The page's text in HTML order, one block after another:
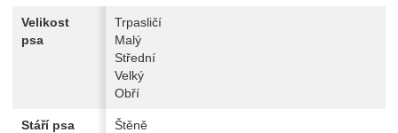
Velikost
psa
Trpasličí
Malý
Střední
Velký
Obří
Stáří psa
Štěně